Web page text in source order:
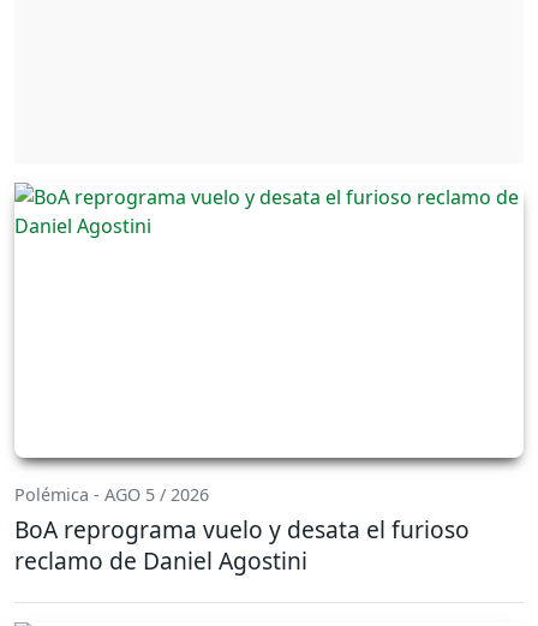
Polémica - AGO 5 / 2026
BoA reprograma vuelo y desata el furioso
reclamo de Daniel Agostini